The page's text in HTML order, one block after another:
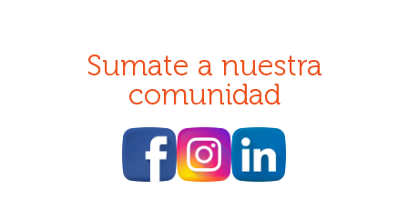
Sumate a nuestra
comunidad